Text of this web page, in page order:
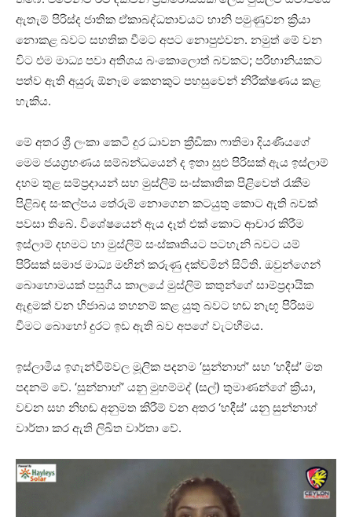
ඇතැම් පිරිස්ද ජාතික ඒකාබද්ධතාවයට හානි පමුණුවන ක්‍රියා
නොකළ බවට සහතික වීමට අපට නොපුළුවන. නමුත් මේ වන
විට එම මාධ්‍ය පවා අතිශය බංකොලොත් බවකට; පරිහානියකට
පත්ව ඇති අයුරු ඕනෑම කෙනකුට පහසුවෙන් නිරීක්ෂණය කළ
හැකිය.
මේ අතර ශ්‍රී ලංකා කෙටි දුර ධාවන ක්‍රීඩිකා ෆාතිමා දියණියගේ
මෙම ජයග්‍රහණය සම්බන්ධයෙන් ද ඉතා සුළු පිරිසක් ඇය ඉස්ලාම්
දහම තුළ සම්ප්‍රදායන් සහ මුස්ලිම් සංස්කෘතික පිළිවෙත් රැකීම
පිළිබඳ සංකල්පය තේරුම් නොගෙන කටයුතු කොට ඇති බවක්
පවසා තිබේ. විශේෂයෙන් ඇය දෑත් එක් කොට ආචාර කිරීම
ඉස්ලාම් දහමට හා මුස්ලිම් සංස්කෘතියට පටහැනි බවට යම්
පිරිසක් සමාජ මාධ්‍ය මඟින් කරුණු දක්වමින් සිටිති. ඔවුන්ගෙන්
බොහොමයක් පසුගිය කාලයේ මුස්ලිම් කතුන්ගේ සාම්ප්‍රදායික
ඇඳුමක් වන හිජාබය තහනම් කළ යුතු බවට හඬ නැඟූ පිරිසම
වීමට බොහෝ දුරට ඉඩ ඇති බව අපගේ වැටහීමය.
ඉස්ලාමීය ඉගැන්වීම්වල මූලික පදනම ‘සුන්නාහ්’ සහ ‘හදීස්’ මත
පදනම් වේ. ‘සුන්නාහ්’ යනු මුහම්මද් (සල්) තුමාණන්ගේ ක්‍රියා,
වචන සහ නිහඬ අනුමත කිරීම් වන අතර ‘හදීස්’ යනු සුන්නාහ්
වාර්තා කර ඇති ලිඛිත වාර්තා වේ.